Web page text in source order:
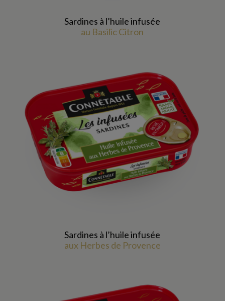
Sardines à l’huile infusée
au Basilic Citron
Sardines à l’huile infusée
aux Herbes de Provence